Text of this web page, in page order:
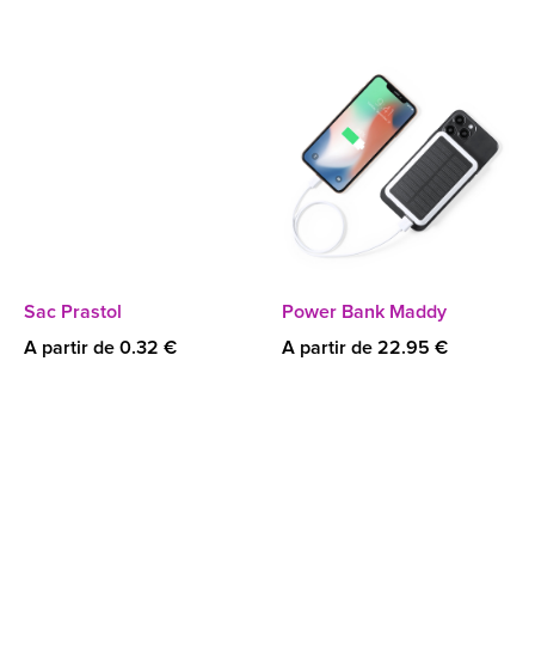
Sac Prastol
A partir de 0.32 €
Power Bank Maddy
A partir de 22.95 €